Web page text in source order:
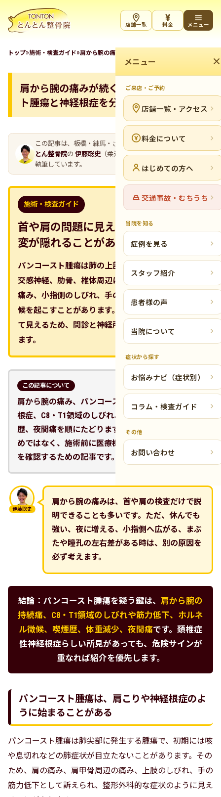
店舗一覧
¥
料金 メニュー
メニュー
ご来店・ご予約
店舗一覧・アクセス
料金について
はじめての方へ
交通事故・むちうち
当院を知る
症例を見る
スタッフ紹介
患者様の声
当院について
症状から探す
お悩みナビ（症状別）
コラム・検査ガイド
その他
お問い合わせ
トップ»施術・検査ガイド»肩から腕の痛みが続くとき。パンコースト腫瘍と神
肩から腕の痛みが続くとき。パンコース
ト腫瘍と神経根症を分ける
この記事は、板橋・練馬・さいたまの整骨院グループ
とん整骨院の 伊藤聡史（柔道整復師・臨床技術責任者）が
執筆しています。
施術・検査ガイド
首や肩の問題に見えても、肺尖部の病
変が隠れることがある
パンコースト腫瘍は肺の上部に発生し、腕神経叢や
交感神経、肋骨、椎体周辺に影響して、肩から腕の
痛み、小指側のしびれ、手の筋力低下、ホルネル徴
候を起こすことがあります。頚椎症性神経根症と似
て見えるため、問診と神経所見で危険サインを拾い
ます。
この記事について
肩から腕の痛み、パンコースト腫瘍、頚椎症性神経
根症、C8・T1領域のしびれ、ホルネル徴候、喫煙
歴、夜間痛を順にたどります。整骨院で診断するた
めではなく、施術前に医療機関へつなぐべきサイン
を確認するための記事です。
伊藤聡史
肩から腕の痛みは、首や肩の検査だけで説
明できることも多いです。ただ、休んでも
強い、夜に増える、小指側へ広がる、まぶ
たや瞳孔の左右差がある時は、別の原因を
必ず考えます。
結論：パンコースト腫瘍を疑う鍵は、 肩から腕の
持続痛、C8・T1領域のしびれや筋力低下、ホルネ
ル徴候、喫煙歴、体重減少、夜間痛です。頚椎症
性神経根症らしい所見があっても、危険サインが
重なれば紹介を優先します。
パンコースト腫瘍は、肩こりや神経根症のよ
うに始まることがある
パンコースト腫瘍は肺尖部に発生する腫瘍で、初期には咳
や息切れなどの肺症状が目立たないことがあります。その
ため、肩の痛み、肩甲骨周辺の痛み、上肢のしびれ、手の
筋力低下として訴えられ、整形外科的な症状のように見え